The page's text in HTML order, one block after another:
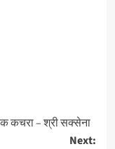
कचरा – श्री सक्सेना
Next: